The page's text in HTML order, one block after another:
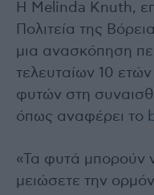
Η Melinda Knuth,
Πολιτεία της
μια ανασκόπηση
τελευταίων 10
φυτών στη
όπως αναφέρει το
«Τα φυτά μπορούν
μειώσετε την